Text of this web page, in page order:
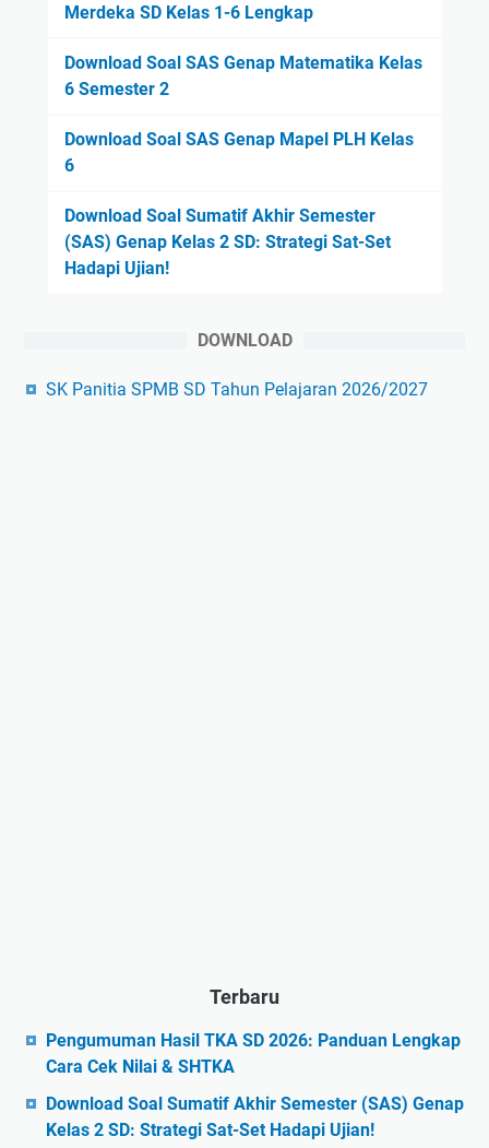
Merdeka SD Kelas 1-6 Lengkap
Download Soal SAS Genap Matematika Kelas
6 Semester 2
Download Soal SAS Genap Mapel PLH Kelas
6
Download Soal Sumatif Akhir Semester
(SAS) Genap Kelas 2 SD: Strategi Sat-Set
Hadapi Ujian!
DOWNLOAD
SK Panitia SPMB SD Tahun Pelajaran 2026/2027
Terbaru
Pengumuman Hasil TKA SD 2026: Panduan Lengkap
Cara Cek Nilai & SHTKA
Download Soal Sumatif Akhir Semester (SAS) Genap
Kelas 2 SD: Strategi Sat-Set Hadapi Ujian!